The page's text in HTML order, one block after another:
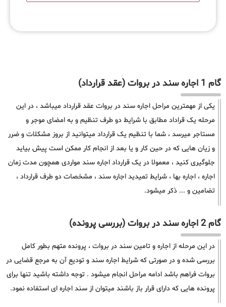
گام 1 اجاره سند در بروات (عقد قرارداد)
یکی از مهمترین مراحل اجاره سند در بروات عقد قرارداد میباشد ، در این
مرحله یک قراداد مطابق با شرایط دو طرف تنظیم و به امضای موجر و
مستاجر میرسد ، شما با تنظیم یک قرارداد میتوانید از بروز مشکلات و ضرر
و زیان هایی که در حین کار و یا بعد از انجام کار ممکن است پیش بیاید
جلوگیری کنید ، معمولا در یک قرارداد اجاره سند مواردی همچون مدت زمان
اجاره ، اجاره بها ، شرایط تمیدید اجاره سند ، مشخصات دو طرف قرارداد ،
تضامین و ... ذکر میشود.
گام 2 اجاره سند در بروات (بررسی پرونده)
در این مرحله از اجاره و تامین سند در بروات ، پرونده متهم بطور کامل
بررسی شده و در صورتی که شرایط اجاره سند و تودیع آن به مرجع قضایی در
بروات فراهم باشد ادامه مراحل انجام میشود . توجه داشته باشید تنها برای
پرونده هایی که دارای قرار باز باشند میتوان از سند اجاره ای استفاده نمود.